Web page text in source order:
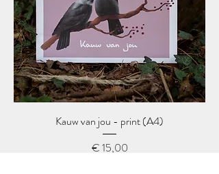
Kauw van jou - print (A4)
Prijs
€ 15,00